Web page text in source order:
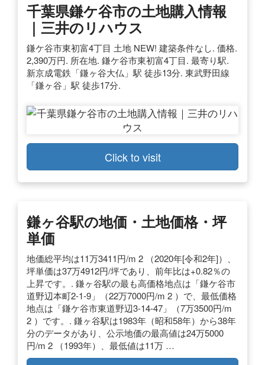
千葉県鎌ケ谷市の土地購入情報
｜三井のリハウス
鎌ケ谷市東初富4丁目 土地 NEW! 建築条件なし. 価格.
2,390万円. 所在地. 鎌ケ谷市東初富4丁目. 最寄り駅.
新京成電鉄「鎌ヶ谷大仏」駅 徒歩13分. 東武野田線
「鎌ヶ谷」駅 徒歩17分.
Click to visit
鎌ヶ谷駅の地価・土地価格・坪
単価
地価総平均は11万3411円/m 2 （2020年[令和2年]）、
坪単価は37万4912円/坪であり、前年比は+0.82％の
上昇です。. 鎌ヶ谷駅の最も高価格地点は「鎌ケ谷市
道野辺本町2-1-9」（22万7000円/m 2 ）で、最低価格
地点は「鎌ケ谷市東道野辺3-14-47」（7万3500円/m
2 ）です。. 鎌ヶ谷駅は1983年（昭和58年）から38年
分のデータがあり、公示地価の最高値は24万5000
円/m 2 （1993年）、最低値は11万 …